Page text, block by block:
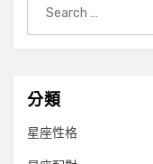
for:
分類
星座性格